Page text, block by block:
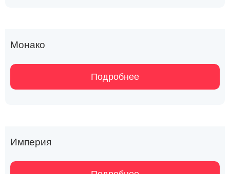
Монако
Подробнее
Империя